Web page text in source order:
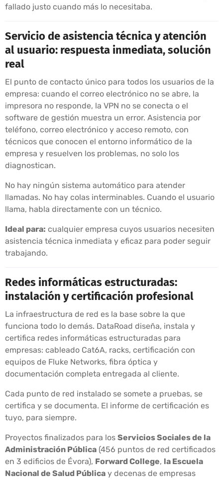
fallado justo cuando más lo necesitaba.
Servicio de asistencia técnica y atención
al usuario: respuesta inmediata, solución
real
El punto de contacto único para todos los usuarios de la
empresa: cuando el correo electrónico no se abre, la
impresora no responde, la VPN no se conecta o el
software de gestión muestra un error. Asistencia por
teléfono, correo electrónico y acceso remoto, con
técnicos que conocen el entorno informático de la
empresa y resuelven los problemas, no solo los
diagnostican.
No hay ningún sistema automático para atender
llamadas. No hay colas interminables. Cuando el usuario
llama, habla directamente con un técnico.
Ideal para: cualquier empresa cuyos usuarios necesiten
asistencia técnica inmediata y eficaz para poder seguir
trabajando.
Redes informáticas estructuradas:
instalación y certificación profesional
La infraestructura de red es la base sobre la que
funciona todo lo demás. DataRoad diseña, instala y
certifica redes informáticas estructuradas para
empresas: cableado Cat6A, racks, certificación con
equipos de Fluke Networks, fibra óptica y
documentación completa entregada al cliente.
Cada punto de red instalado se somete a pruebas, se
certifica y se documenta. El informe de certificación es
tuyo, para siempre.
Proyectos finalizados para los Servicios Sociales de la
Administración Pública (456 puntos de red certificados
en 3 edificios de Évora), Forward College, la Escuela
Nacional de Salud Pública y decenas de empresas